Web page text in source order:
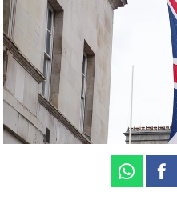
Sandra Cavia
Publicado: 29 de